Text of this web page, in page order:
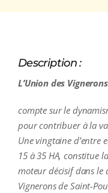
Description :
L’Union des
compte sur le
pour contribuer à la
Une vingtaine d’entre
15 à 35 HA, constitue
moteur décisif dans le
Vignerons de Saint-